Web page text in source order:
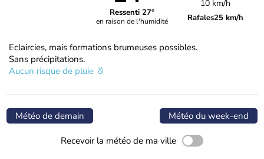
Ressenti 27°
en raison de l'humidité
10 km/h
Rafales25 km/h
Eclaircies, mais formations brumeuses possibles.
Sans précipitations.
Aucun risque de pluie
Météo de demain Météo du week-end
Recevoir la météo de ma ville